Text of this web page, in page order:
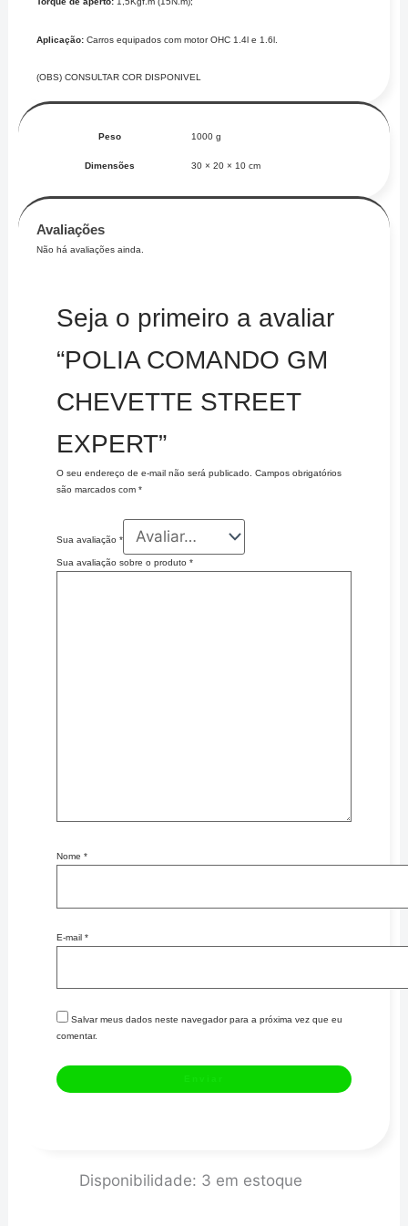
Aplicação:Carros equipados com motor OHC 1.4l e 1.6l.
(OBS) CONSULTAR COR DISPONIVEL
Peso 1000 g
Dimensões 30 × 20 × 10 cm
Avaliações
Não há avaliações ainda.
Seja o primeiro a avaliar
“POLIA COMANDO GM
CHEVETTE STREET
EXPERT”
O seu endereço de e-mail não será publicado.
Campos obrigatórios
são marcados com *
Sua avaliação *
Sua avaliação sobre o produto *
Nome *
E-mail *
Salvar meus dados neste navegador para a próxima vez que eu
comentar.
Disponibilidade: 3 em estoque
COMANDO